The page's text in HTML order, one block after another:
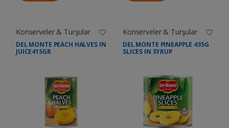
Konserveler & Turşular
DEL MONTE PEACH HALVES IN
JUICE415GR
Konserveler & Turşular
DEL MONTE PINEAPPLE 435G
SLICES IN SYRUP